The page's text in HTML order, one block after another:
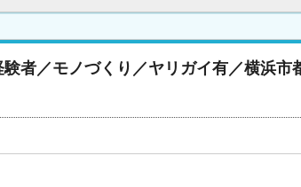
験者／モノづくり／ヤリガイ有／横浜